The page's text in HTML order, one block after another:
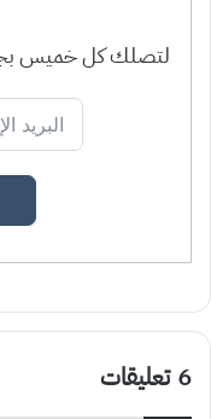
لتصلك كل خميس
‫6 تعليقات